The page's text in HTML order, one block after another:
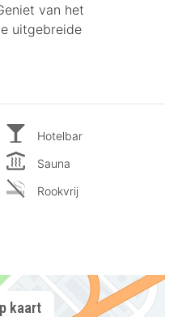
van het
uitgebreide
Hotelbar
Sauna
Rookvrij
kaart